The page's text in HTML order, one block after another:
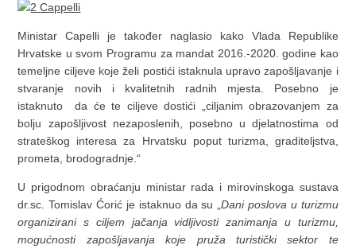
Ministar Capelli je također naglasio kako Vlada Republike
Hrvatske u svom Programu za mandat 2016.-2020. godine kao
temeljne ciljeve koje želi postići istaknula upravo zapošljavanje i
stvaranje novih i kvalitetnih radnih mjesta. Posebno je
istaknuto da će te ciljeve dostići „ciljanim obrazovanjem za
bolju zapošljivost nezaposlenih, posebno u djelatnostima od
strateškog interesa za Hrvatsku poput turizma, graditeljstva,
prometa, brodogradnje.“
U prigodnom obraćanju ministar rada i mirovinskoga sustava
dr.sc. Tomislav Ćorić je istaknuo da su „Dani poslova u turizmu
organizirani s ciljem jačanja vidljivosti zanimanja u turizmu,
mogućnosti zapošljavanja koje pruža turistički sektor te